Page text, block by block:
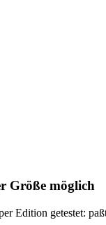
Größe möglich
Edition getestet: